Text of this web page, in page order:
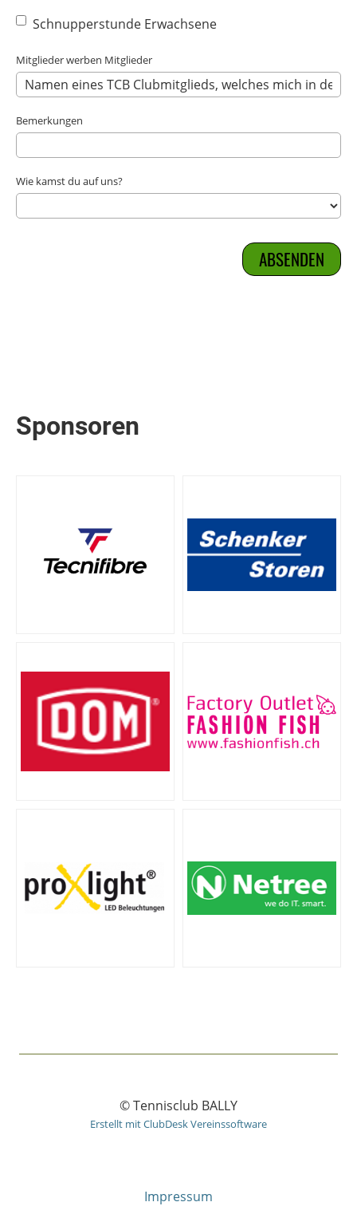
Schnupperstunde Erwachsene
Mitglieder werben Mitglieder
Bemerkungen
Wie kamst du auf uns?
Sponsoren
© Tennisclub BALLY
Erstellt mit ClubDesk Vereinssoftware
Impressum